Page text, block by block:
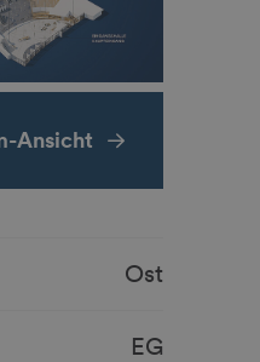
Ansicht
Ost
EG